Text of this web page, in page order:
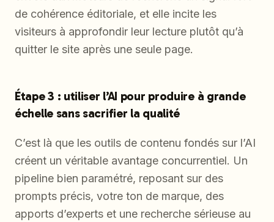
de cohérence éditoriale, et elle incite les
visiteurs à approfondir leur lecture plutôt qu’à
quitter le site après une seule page.
Étape 3 : utiliser l’AI pour produire à grande
échelle sans sacrifier la qualité
C’est là que les outils de contenu fondés sur l’AI
créent un véritable avantage concurrentiel. Un
pipeline bien paramétré, reposant sur des
prompts précis, votre ton de marque, des
apports d’experts et une recherche sérieuse au